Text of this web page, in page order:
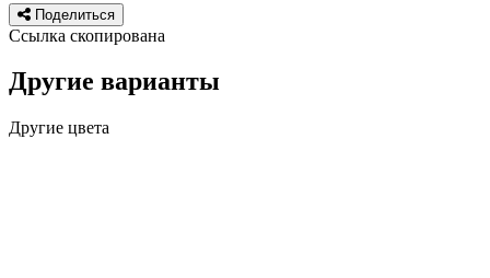
Поделиться
Ссылка скопирована
Другие варианты
Другие цвета